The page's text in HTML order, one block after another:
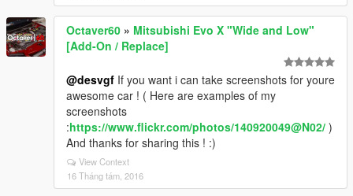
Octaver60 » Mitsubishi Evo X "Wide and Low"
[Add-On / Replace]
@desvgf If you want i can take screenshots for youre
awesome car ! ( Here are examples of my
screenshots
:https://www.flickr.com/photos/140920049@N02/ )
And thanks for sharing this ! :)
View Context
16 Tháng tám, 2016